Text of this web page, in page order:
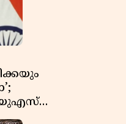
യുഎസ്
ഇന്ത്യ